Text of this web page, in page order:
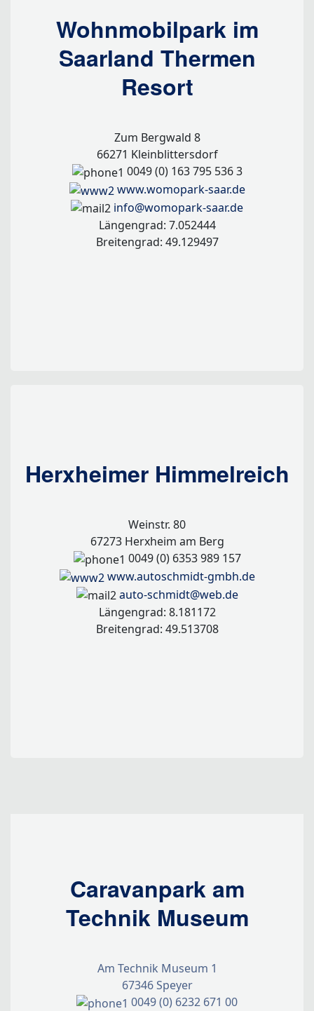
Wohnmobilpark im
Saarland Thermen
Resort
Zum Bergwald 8
66271 Kleinblittersdorf
0049 (0) 163 795 536 3
www.womopark-saar.de
info@womopark-saar.de
Längengrad: 7.052444
Breitengrad: 49.129497
Herxheimer Himmelreich
Weinstr. 80
67273 Herxheim am Berg
0049 (0) 6353 989 157
www.autoschmidt-gmbh.de
auto-schmidt@web.de
Längengrad: 8.181172
Breitengrad: 49.513708
Caravanpark am
Technik Museum
Am Technik Museum 1
67346 Speyer
0049 (0) 6232 671 00